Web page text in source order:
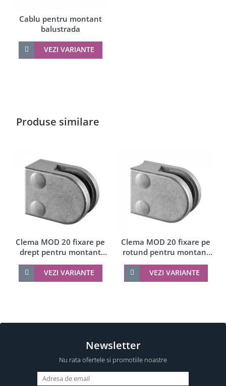
Cablu pentru montant
balustrada
VEZI VARIANTE
Produse similare
Clema MOD 20 fixare pe
drept pentru montant
balustrada sticla 6-8 mm
VEZI VARIANTE
Clema MOD 20 fixare pe
rotund pentru montant
balustrada sticla 6-8 mm
VEZI VARIANTE
Newsletter
Nu rata ofertele si promotiile noastre